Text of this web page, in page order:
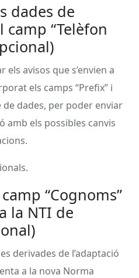
dades de
“Telèfon
els avisos que s’envien a
els camps “Prefix” i
de dades, per poder enviar
amb els possibles canvis
“Cognoms”
la NTI de
derivades de l’adaptació
a la nova Norma